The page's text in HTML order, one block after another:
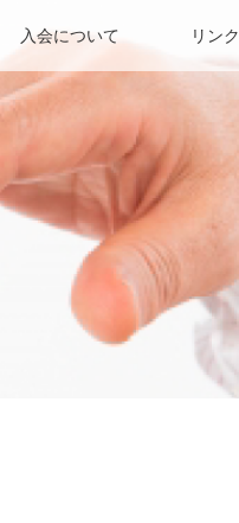
入会について リンク